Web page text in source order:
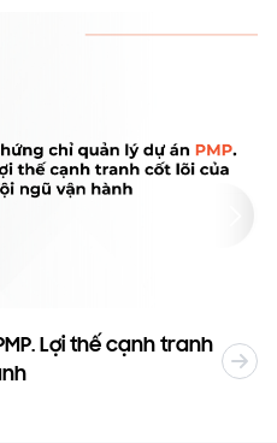
Lợi thế cạnh tranh